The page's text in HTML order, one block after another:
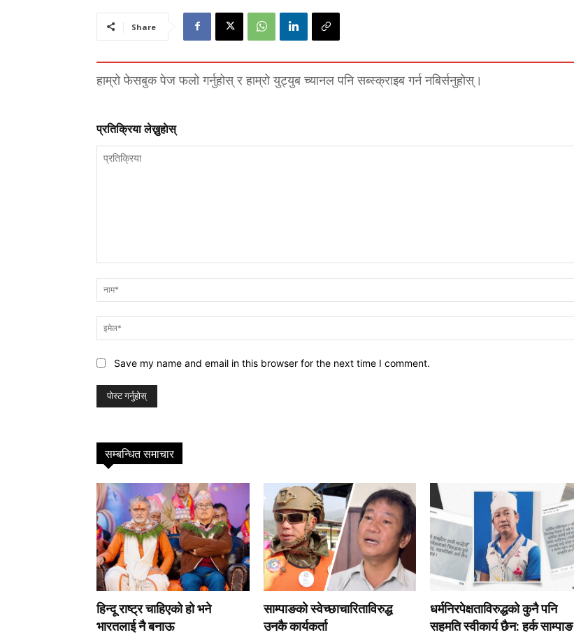
Share
हाम्रो फेसबुक पेज फलो गर्नुहोस् र हाम्रो युट्युब च्यानल पनि सब्स्क्राइब गर्न नबिर्सनुहोस्।
प्रतिक्रिया लेख्नुहाेस्
Save my name and email in this browser for the next time I comment.
सम्बन्धित समाचार
हिन्दू राष्ट्र चाहिएको हो भने
भारतलाई नै बनाऊ
साम्पाङको स्वेच्छाचारिताविरुद्ध
उनकै कार्यकर्ता
धर्मनिरपेक्षताविरुद्धको कुनै पनि
सहमति स्वीकार्य छैन: हर्क साम्पाङ